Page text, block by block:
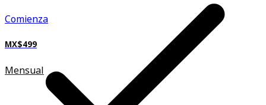
Comienza
MX$499
Mensual